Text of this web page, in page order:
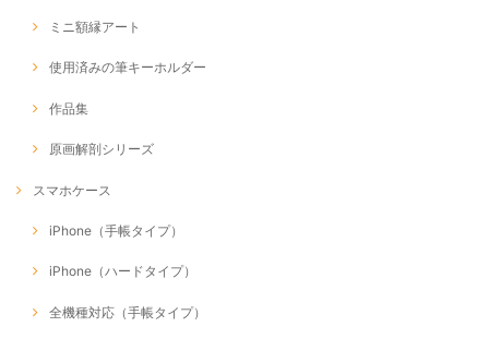
ミニ額縁アート
使用済みの筆キーホルダー
作品集
原画解剖シリーズ
スマホケース
iPhone（手帳タイプ）
iPhone（ハードタイプ）
全機種対応（手帳タイプ）